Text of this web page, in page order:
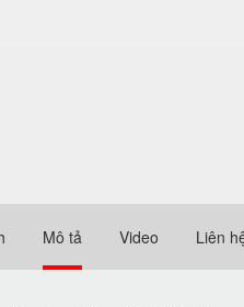
Mô tả Video Liên